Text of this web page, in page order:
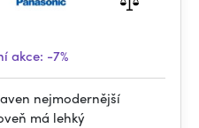
akce: -7%
nejmodernější
má lehký